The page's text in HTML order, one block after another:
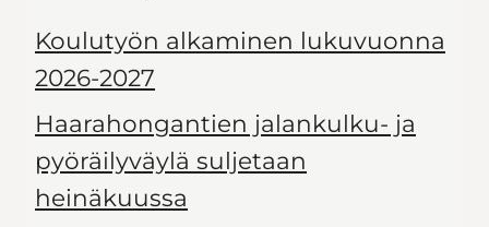
Koulutyön alkaminen lukuvuonna
2026-2027
Haarahongantien jalankulku- ja
pyöräilyväylä suljetaan
heinäkuussa